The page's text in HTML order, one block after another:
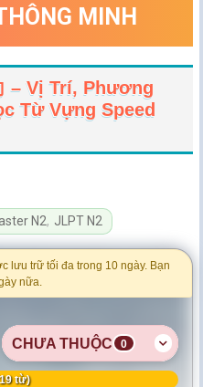
MINH
– Vị Trí, Phương
Từ Vựng Speed
N2, JLPT N2
lưu trữ tối đa trong 10 ngày. Bạn
nữa.
từ)
CHƯA THUỘC 0